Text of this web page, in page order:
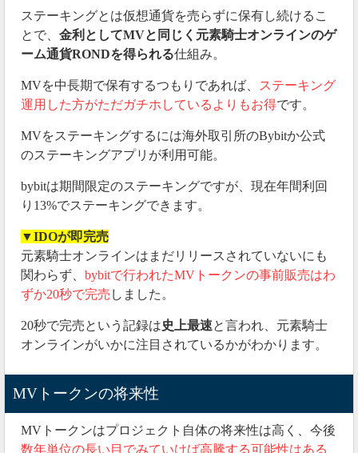
ステーキングとは仮想通貨を売らずに保有し続けるこ
とで、 金利としてMVと同じく元素騎士オンラインのゲ
ーム通貨RONDを得られる仕組み。
MVを中長期で保有するつもりであれば、
ステーキング
運用した方がただガチホしているよりもお得です。
MVをステーキングするには海外取引所のBybitか公式
のステーキングアプリが利用可能。
bybitは期間限定のステーキングですが、現在年間利回
り13%でステーキングできます。
▼IDOが即完売
元素騎士オンラインはまだリリースされていないにも
関わらず、 bybitで行われたMVトークンの事前販売はわ
ずか20秒で完売 しました。
20秒で完売という記録は史上最速と言われ、元素騎士
オンラインがいかに注目されているかがわかります。
MVトークンの将来性
MVトークンはプロジェクト自体の将来性は高く、今後
数年単位の長い目でみていけば高騰する可能性はある